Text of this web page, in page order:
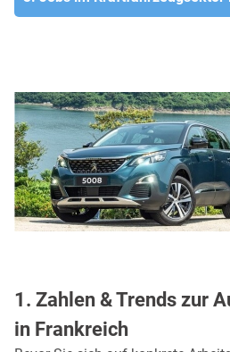
1. Zahlen & Trends zur
in Frankreich